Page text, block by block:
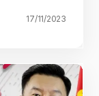
17/11/2023